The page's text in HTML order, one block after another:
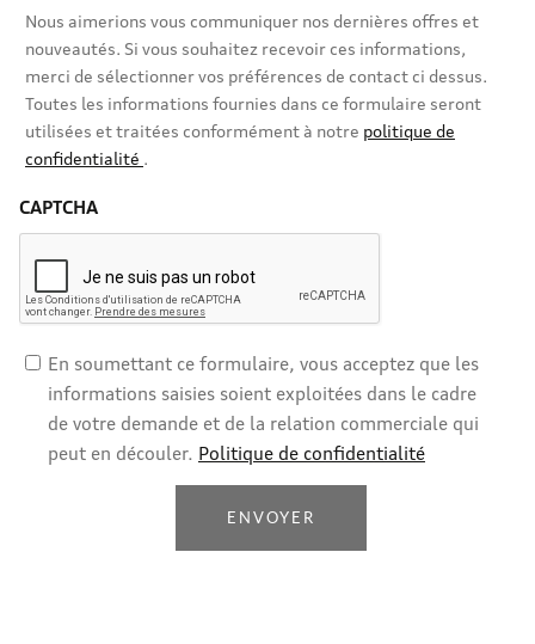
Nous aimerions vous communiquer nos dernières offres et
nouveautés. Si vous souhaitez recevoir ces informations,
merci de sélectionner vos préférences de contact ci dessus.
Toutes les informations fournies dans ce formulaire seront
utilisées et traitées conformément à notre politique de
confidentialité .
CAPTCHA
En soumettant ce formulaire, vous acceptez que les
informations saisies soient exploitées dans le cadre
de votre demande et de la relation commerciale qui
peut en découler. Politique de confidentialité
ENVOYER